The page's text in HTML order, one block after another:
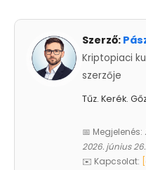
Szerző:
Kriptopiaci
szerzője
Tűz. Kerék.
📅 Megjelenés:
2026. június 26.
✉️ Kapcsolat: